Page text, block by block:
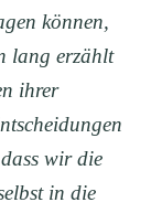
können,
lang erzählt
ihrer
wir die
in die